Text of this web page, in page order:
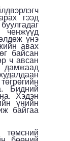
гээд
үнэ
авах
байсан
ч авсан
Бидний
Хэдэн
үнийн
байгаа
төмсний